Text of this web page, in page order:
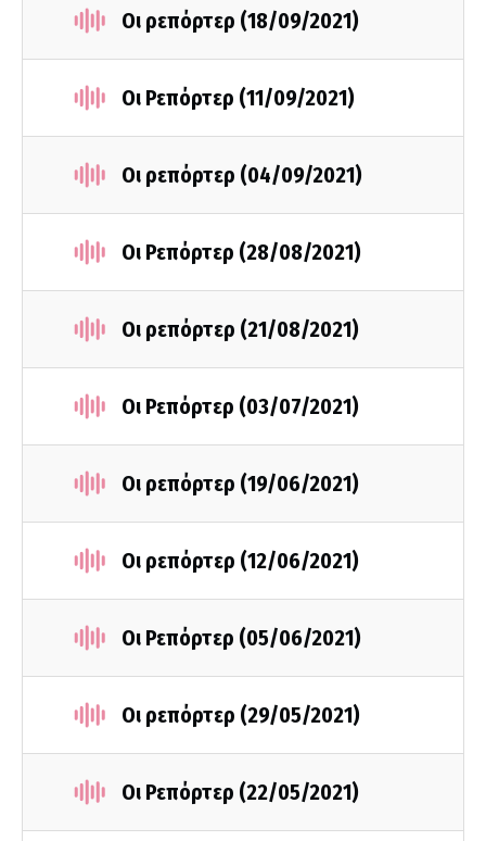
Οι ρεπόρτερ (18/09/2021)
Οι Ρεπόρτερ (11/09/2021)
Οι ρεπόρτερ (04/09/2021)
Οι Ρεπόρτερ (28/08/2021)
Οι ρεπόρτερ (21/08/2021)
Οι Ρεπόρτερ (03/07/2021)
Οι ρεπόρτερ (19/06/2021)
Οι ρεπόρτερ (12/06/2021)
Οι Ρεπόρτερ (05/06/2021)
Οι ρεπόρτερ (29/05/2021)
Οι Ρεπόρτερ (22/05/2021)